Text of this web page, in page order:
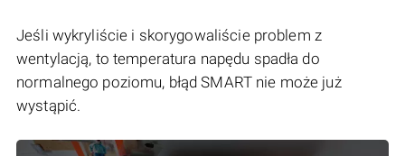
Jeśli wykryliście i skorygowaliście problem z
wentylacją, to temperatura napędu spadła do
normalnego poziomu, błąd SMART nie może już
wystąpić.